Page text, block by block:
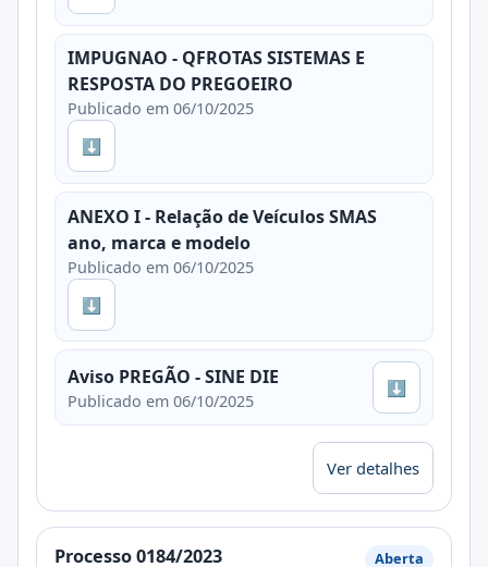
IMPUGNAO - QFROTAS SISTEMAS E
RESPOSTA DO PREGOEIRO
Publicado em 06/10/2025
⬇
ANEXO I - Relação de Veículos SMAS
ano, marca e modelo
Publicado em 06/10/2025
⬇
Aviso PREGÃO - SINE DIE
Publicado em 06/10/2025
⬇
Ver detalhes
Processo 0184/2023 Aberta